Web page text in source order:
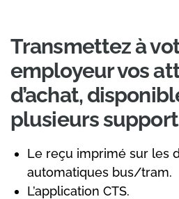
Transmettez à
employeur vos
d’achat,
plusieurs
Le reçu imprimé sur les
automatiques bus/tram.
L’application CTS.